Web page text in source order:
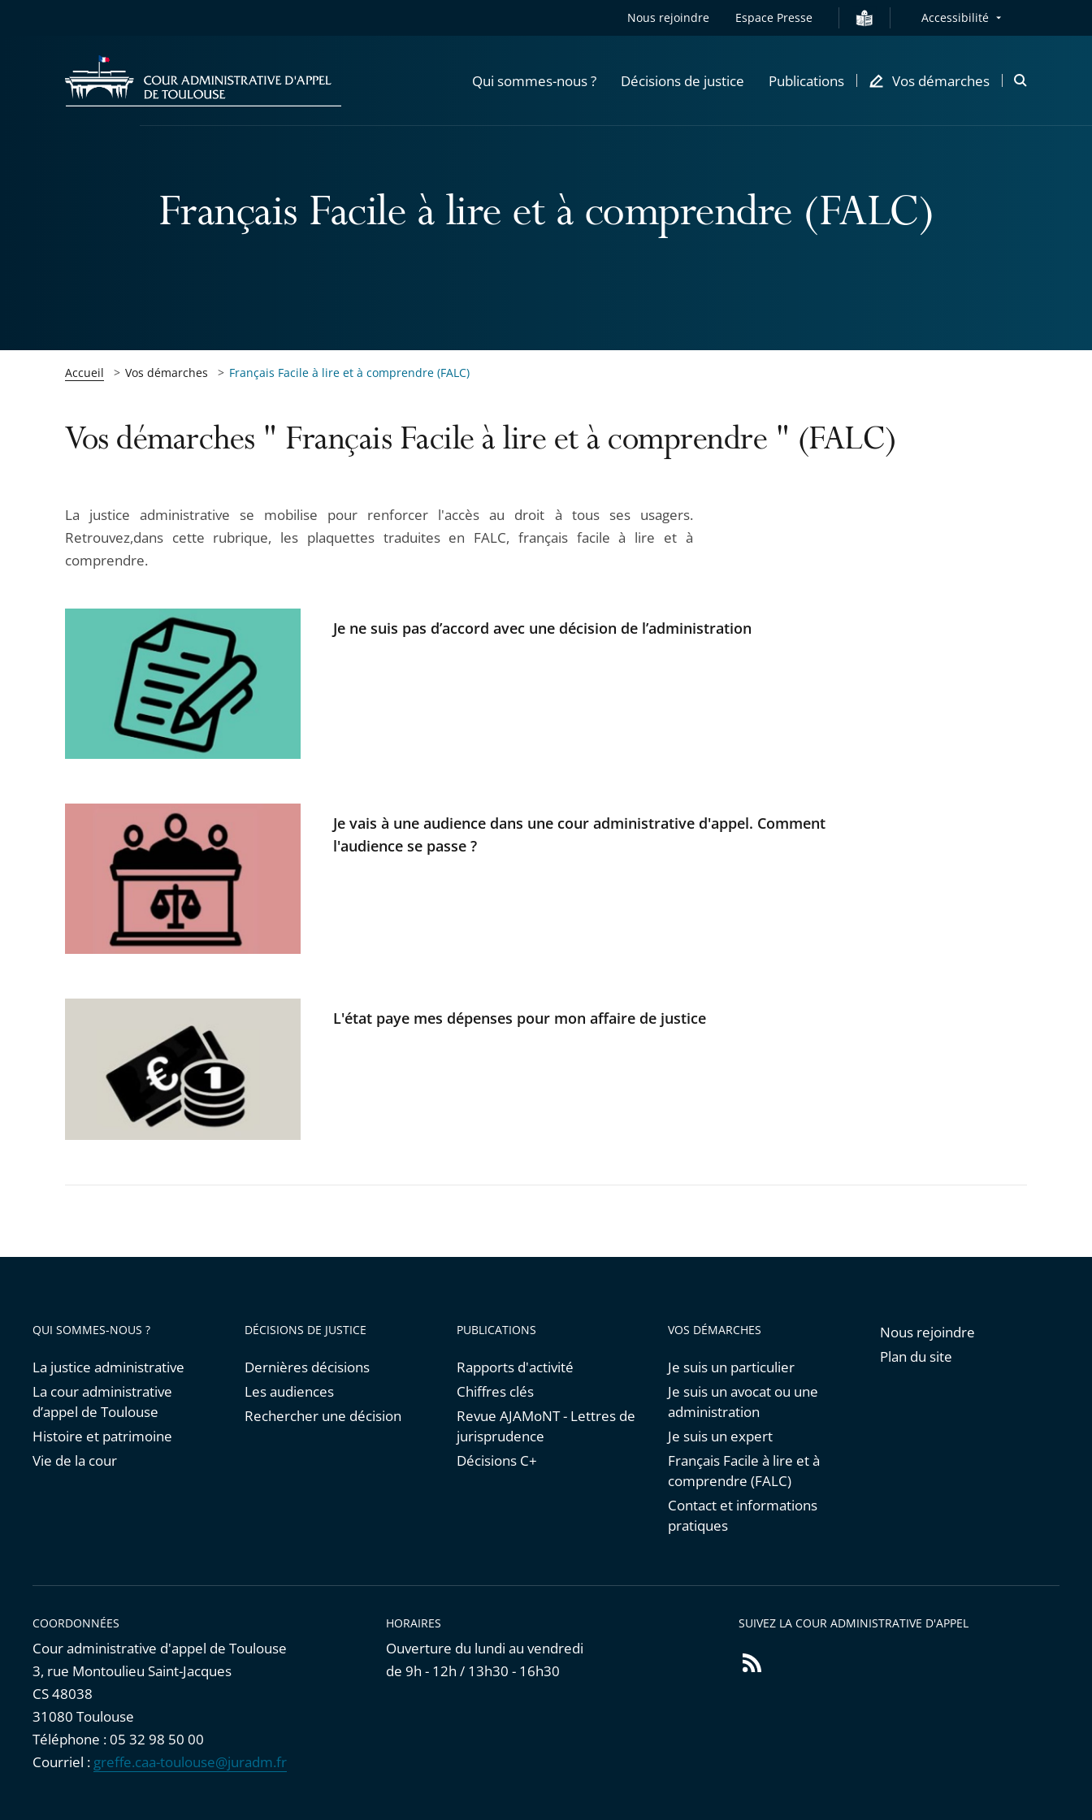
Nous rejoindre Espace Presse Accessibilité
Qui sommes-nous ? Décisions de justice Publications Vos démarches
Ouvrir
Français Facile à lire et à comprendre (FALC)
Accueil Vos démarches Français Facile à lire et à comprendre (FALC)
Vos démarches " Français Facile à lire et à comprendre " (FALC)
La justice administrative se mobilise pour renforcer l'accès au droit à tous ses usagers.
Retrouvez,dans cette rubrique, les plaquettes traduites en FALC, français facile à lire et à
comprendre.
Je ne suis pas d’accord avec une décision de l’administration
Je vais à une audience dans une cour administrative d'appel. Comment
l'audience se passe ?
L'état paye mes dépenses pour mon affaire de justice
QUI SOMMES-NOUS ?
La justice administrative
La cour administrative
d’appel de Toulouse
Histoire et patrimoine
Vie de la cour
DÉCISIONS DE JUSTICE
Dernières décisions
Les audiences
Rechercher une décision
PUBLICATIONS
Rapports d'activité
Chiffres clés
Revue AJAMoNT - Lettres de
jurisprudence
Décisions C+
VOS DÉMARCHES
Je suis un particulier
Je suis un avocat ou une
administration
Je suis un expert
Français Facile à lire et à
comprendre (FALC)
Contact et informations
pratiques
Nous rejoindre
Plan du site
COORDONNÉES
Cour administrative d'appel de Toulouse
3, rue Montoulieu Saint-Jacques
CS 48038
31080 Toulouse
Téléphone : 05 32 98 50 00
Courriel : greffe.caa-toulouse@juradm.fr
HORAIRES
Ouverture du lundi au vendredi
de 9h - 12h / 13h30 - 16h30
SUIVEZ LA COUR ADMINISTRATIVE D'APPEL
Flux
RSS